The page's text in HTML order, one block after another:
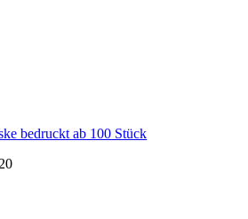
bedruckt ab 100 Stück